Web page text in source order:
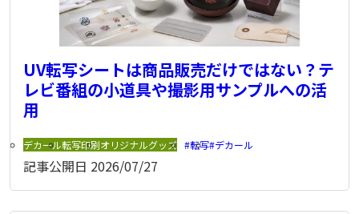
UV転写シートは商品販売だけではない？テ
レビ番組の小道具や撮影用サンプルへの活
用
デカール転写印刷オリジナルグッズ 転写 デカール
記事公開日 2026/07/27